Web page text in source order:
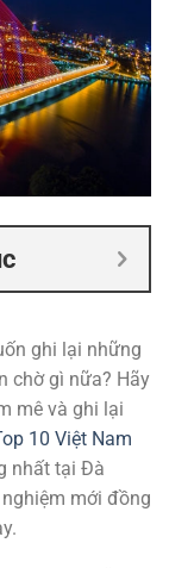
ghi lại những
chờ gì nữa? Hãy
mê và ghi lại
10 Việt Nam
nhất tại Đà
mới đồng